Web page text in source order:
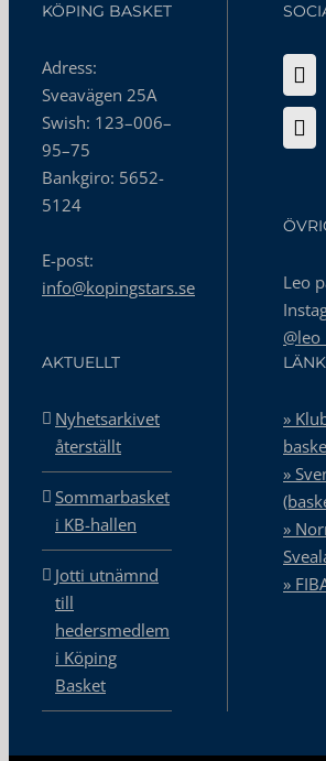
KÖPING BASKET
Adress:
Sveavägen 25A
Swish: 123–006–
95–75
Bankgiro: 5652-
5124
E-post:
info@kopingstars.se
Leo
AKTUELLT
Nyhetsarkivet
återställt
Sommarbasket
i KB-hallen
Jotti utnämnd
till
hedersmedlem
i Köping
Basket
»
»
»
»